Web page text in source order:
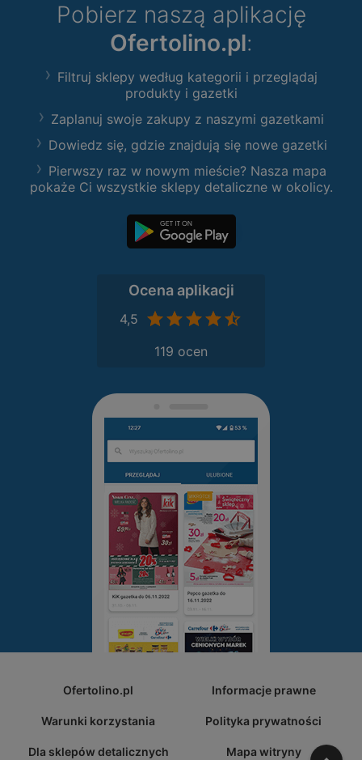
Pobierz naszą aplikację
Ofertolino.pl:
Filtruj sklepy według kategorii i przeglądaj
produkty i gazetki
Zaplanuj swoje zakupy z naszymi gazetkami
Dowiedz się, gdzie znajdują się nowe gazetki
Pierwszy raz w nowym mieście? Nasza mapa
pokaże Ci wszystkie sklepy detaliczne w okolicy.
Ocena aplikacji
4,5
119 ocen
Ofertolino.pl Informacje prawne
Warunki korzystania Polityka prywatności
Dla sklepów detalicznych Mapa witryny